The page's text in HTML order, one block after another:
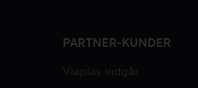
PARTNER-KUNDER
Viaplay indgår